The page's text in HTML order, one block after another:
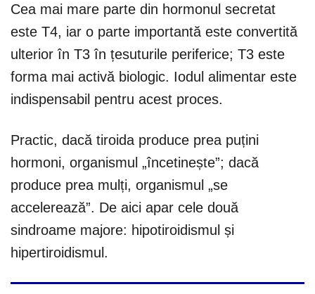
Cea mai mare parte din hormonul secretat
este T4, iar o parte importantă este convertită
ulterior în T3 în țesuturile periferice; T3 este
forma mai activă biologic. Iodul alimentar este
indispensabil pentru acest proces.
Practic, dacă tiroida produce prea puțini
hormoni, organismul „încetinește”; dacă
produce prea mulți, organismul „se
accelerează”. De aici apar cele două
sindroame majore: hipotiroidismul și
hipertiroidismul.